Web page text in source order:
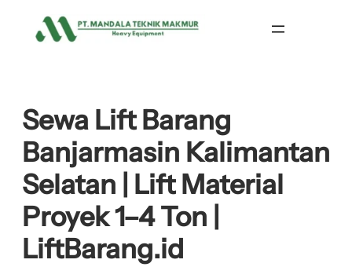
Sewa Lift Barang
Banjarmasin Kalimantan
Selatan | Lift Material
Proyek 1–4 Ton |
LiftBarang.id